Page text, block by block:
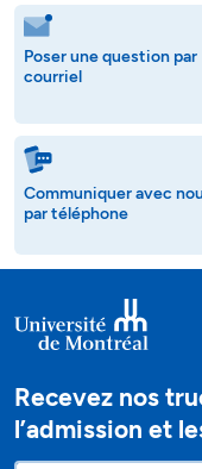
Poser une question par
courriel
Communiquer avec
par téléphone
Recevez nos
l’admission et